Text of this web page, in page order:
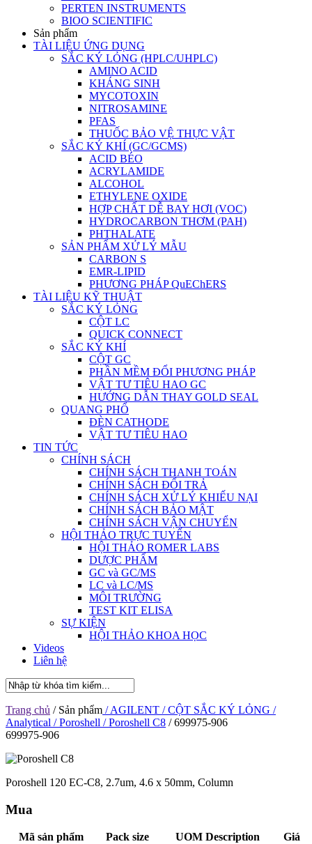
PERTEN INSTRUMENTS
BIOO SCIENTIFIC
Sản phẩm
TÀI LIỆU ỨNG DỤNG
SẮC KÝ LỎNG (HPLC/UHPLC)
AMINO ACID
KHÁNG SINH
MYCOTOXIN
NITROSAMINE
PFAS
THUỐC BẢO VỆ THỰC VẬT
SẮC KÝ KHÍ (GC/GCMS)
ACID BÉO
ACRYLAMIDE
ALCOHOL
ETHYLENE OXIDE
HỢP CHẤT DỄ BAY HƠI (VOC)
HYDROCARBON THƠM (PAH)
PHTHALATE
SẢN PHẨM XỬ LÝ MẪU
CARBON S
EMR-LIPID
PHƯƠNG PHÁP QuEChERS
TÀI LIỆU KỸ THUẬT
SẮC KÝ LỎNG
CỘT LC
QUICK CONNECT
SẮC KÝ KHÍ
CỘT GC
PHẦN MỀM ĐỔI PHƯƠNG PHÁP
VẬT TƯ TIÊU HAO GC
HƯỚNG DẪN THAY GOLD SEAL
QUANG PHỔ
ĐÈN CATHODE
VẬT TƯ TIÊU HAO
TIN TỨC
CHÍNH SÁCH
CHÍNH SÁCH THANH TOÁN
CHÍNH SÁCH ĐỔI TRẢ
CHÍNH SÁCH XỬ LÝ KHIẾU NẠI
CHÍNH SÁCH BẢO MẬT
CHÍNH SÁCH VẬN CHUYỂN
HỘI THẢO TRỰC TUYẾN
HỘI THẢO ROMER LABS
DƯỢC PHẨM
GC và GC/MS
LC và LC/MS
MÔI TRƯỜNG
TEST KIT ELISA
SỰ KIỆN
HỘI THẢO KHOA HỌC
Videos
Liên hệ
Trang chủ / Sản phẩm / AGILENT / CỘT SẮC KÝ LỎNG /
Analytical / Poroshell / Poroshell C8 / 699975-906
699975-906
Poroshell 120 EC-C8, 2.7um, 4.6 x 50mm, Column
Mua
Mã sản phẩm Pack size UOM Description
Giá